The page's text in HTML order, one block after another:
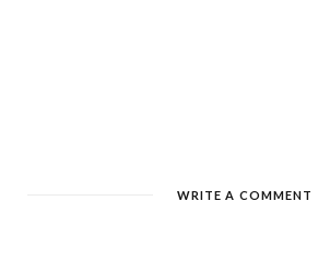
WRITE A COMMENT